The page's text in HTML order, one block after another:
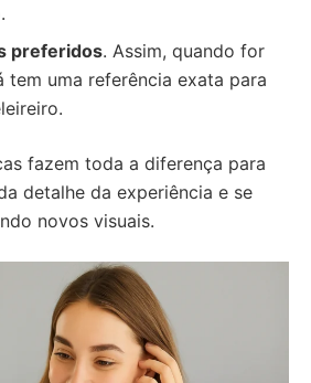
preferidos. Assim, quando for
tem uma referência exata para
fazem toda a diferença para
detalhe da experiência e se
novos visuais.